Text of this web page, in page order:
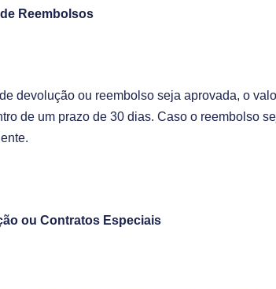
Reembolsos
devolução ou reembolso seja aprovada, o
de um prazo de 30 dias. Caso o reembolso
ou Contratos Especiais